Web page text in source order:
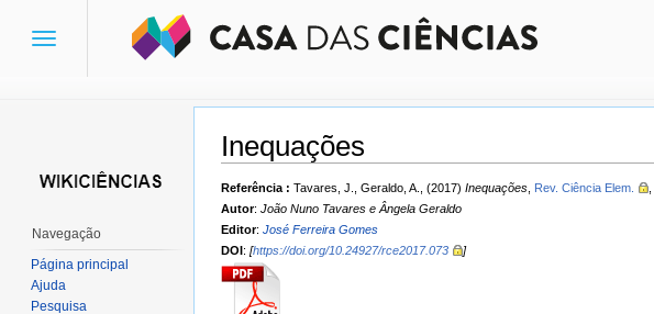
Inequações
Ir para:navegação,pesquisa
Referência : Tavares, J., Geraldo, A., (2017) Inequações Rev. Ciência Elem.
Autor: João Nuno Tavares e Ângela Geraldo
Editor: José Ferreira Gomes
DOI: [https://doi.org/10.24927/rce2017.073 ]
Toggle
Navegação
Página principal
Ajuda
Pesquisa